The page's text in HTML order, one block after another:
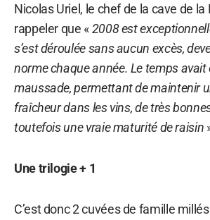
Nicolas Uriel, le chef de la cave de
rappeler que «2008 est
s’est déroulée sans aucun excès,
norme chaque année. Le temps
maussade, permettant de maintenir
fraîcheur dans les vins, de très
toutefois une vraie maturité de raisin
Une trilogie + 1
C’est donc 2 cuvées de famille